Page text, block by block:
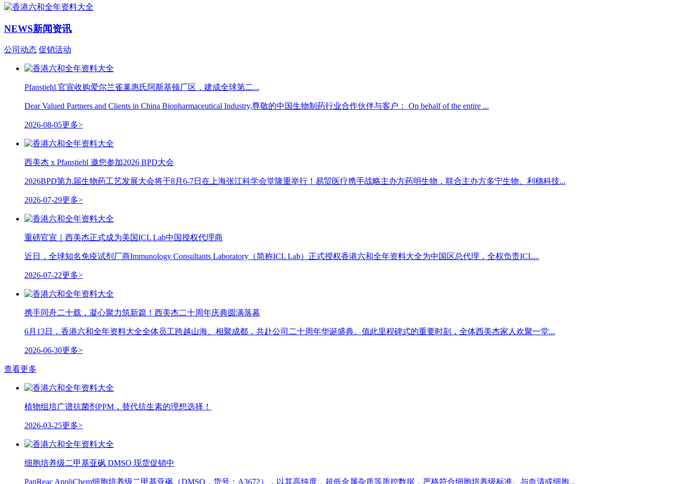
NEWS新闻资讯
公司动态 促销活动
Pfanstiehl 官宣收购爱尔兰雀巢惠氏阿斯基顿厂区，建成全球第二...
Dear Valued Partners and Clients in China Biopharmaceutical Industry,尊敬的中国生物制药行业合作伙伴与客户： On behalf of the entire ...
2026-08-05更多>
西美杰 x Pfanstiehl 邀您参加2026 BPD大会
2026BPD第九届生物药工艺发展大会将于8月6-7日在上海张江科学会堂隆重举行！易贸医疗携手战略主办方药明生物，联合主办方多宁生物、利穗科技...
2026-07-29更多>
重磅官宣｜西美杰正式成为美国ICL Lab中国授权代理商
近日，全球知名免疫试剂厂商Immunology Consultants Laboratory（简称ICL Lab）正式授权香港六和全年资料大全为中国区总代理，全权负责ICL...
2026-07-22更多>
携手同舟二十载，凝心聚力筑新篇！西美杰二十周年庆典圆满落幕
6月13日，香港六和全年资料大全全体员工跨越山海、相聚成都，共赴公司二十周年华诞盛典。值此里程碑式的重要时刻，全体西美杰家人欢聚一堂...
2026-06-30更多>
查看更多
植物组培广谱抗菌剂PPM，替代抗生素的理想选择！
2026-03-25更多>
细胞培养级二甲基亚砜 DMSO 现货促销中
PanReac AppliChem细胞培养级二甲基亚砜（DMSO，货号：A3672），以其高纯度，超低金属杂质等质控数据，严格符合细胞培养级标准。与血清或细胞...